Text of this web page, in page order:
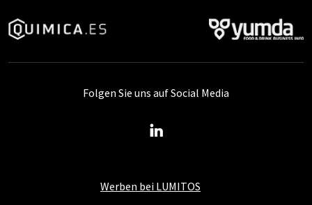
Werben bei LUMITOS
Folgen Sie uns auf Social Media